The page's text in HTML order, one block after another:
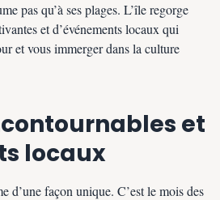
pas qu’à ses plages. L’île regorge
et d’événements locaux qui
et vous immerger dans la culture
et
locaux
d’une façon unique. C’est le mois des